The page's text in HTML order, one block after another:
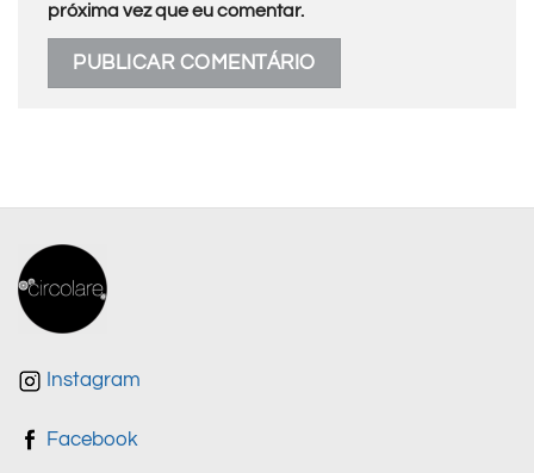
próxima vez que eu comentar.
Instagram
Facebook